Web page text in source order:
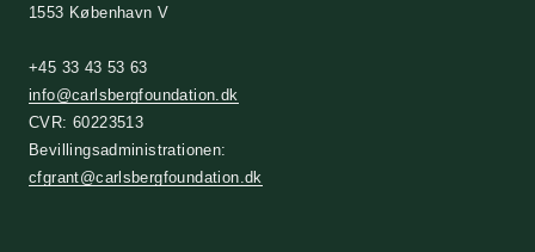
1553 København V
+45 33 43 53 63
info@carlsbergfoundation.dk
CVR: 60223513
Bevillingsadministrationen:
cfgrant@carlsbergfoundation.dk